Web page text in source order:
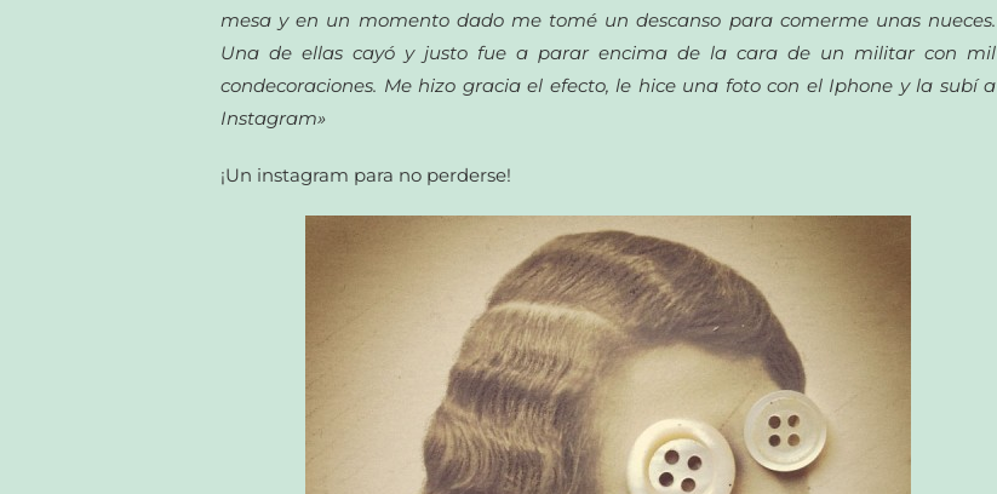
mesa y en un momento dado me tomé un descanso para comerme unas nueces.
Una de ellas cayó y justo fue a parar encima de la cara de un militar con mil
condecoraciones. Me hizo gracia el efecto, le hice una foto con el Iphone y la subí a
Instagram»
¡Un instagram para no perderse!